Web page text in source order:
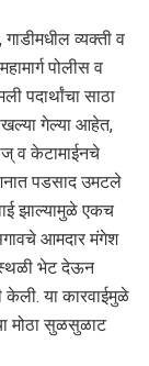
व्यक्ती व
पोलीस व
पदार्थांचा साठा
गेल्या आहेत,
व केटामाईनचे
पडसाद उमटले
झाल्यामुळे एकच
आमदार मंगेश
भेट देऊन
केली. या कारवाईमुळे
मोठा सुळसुळाट